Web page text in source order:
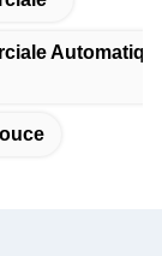
à long terme
avec une
des